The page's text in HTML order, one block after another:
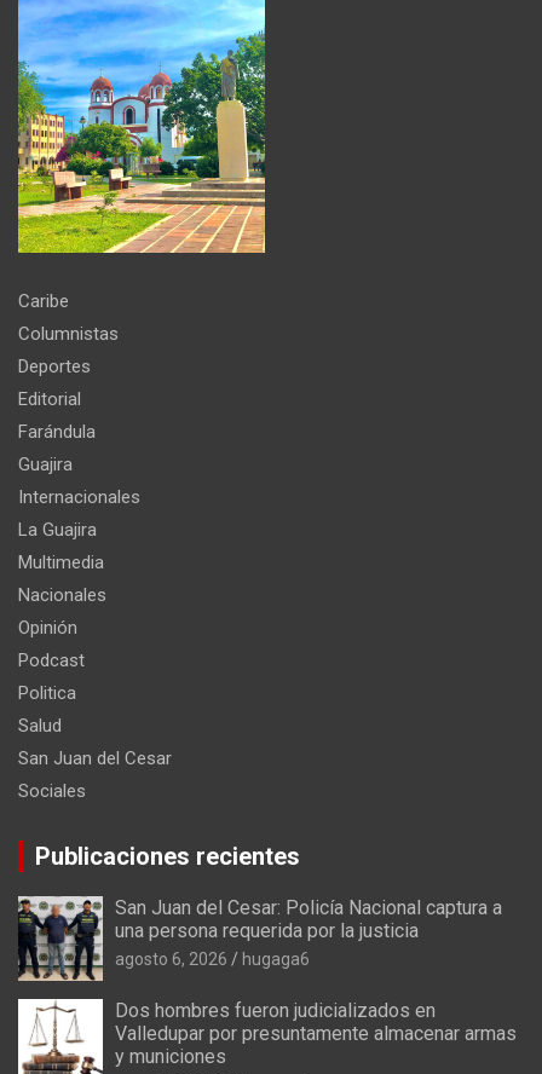
Caribe
Columnistas
Deportes
Editorial
Farándula
Guajira
Internacionales
La Guajira
Multimedia
Nacionales
Opinión
Podcast
Politica
Salud
San Juan del Cesar
Sociales
Publicaciones recientes
San Juan del Cesar: Policía Nacional captura a
una persona requerida por la justicia
agosto 6, 2026 hugaga6
Dos hombres fueron judicializados en
Valledupar por presuntamente almacenar armas
y municiones